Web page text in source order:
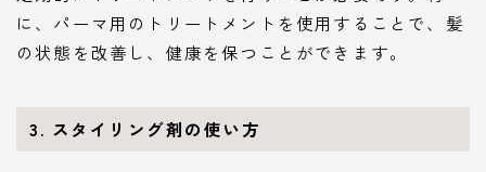
に、パーマ用のトリートメントを使用することで、髪
の状態を改善し、健康を保つことができます。
3. スタイリング剤の使い方